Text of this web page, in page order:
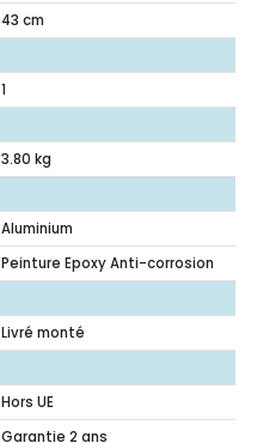
43 cm
1
3.80 kg
Aluminium
Peinture Epoxy Anti-corrosion
Livré monté
Hors UE
Garantie 2 ans